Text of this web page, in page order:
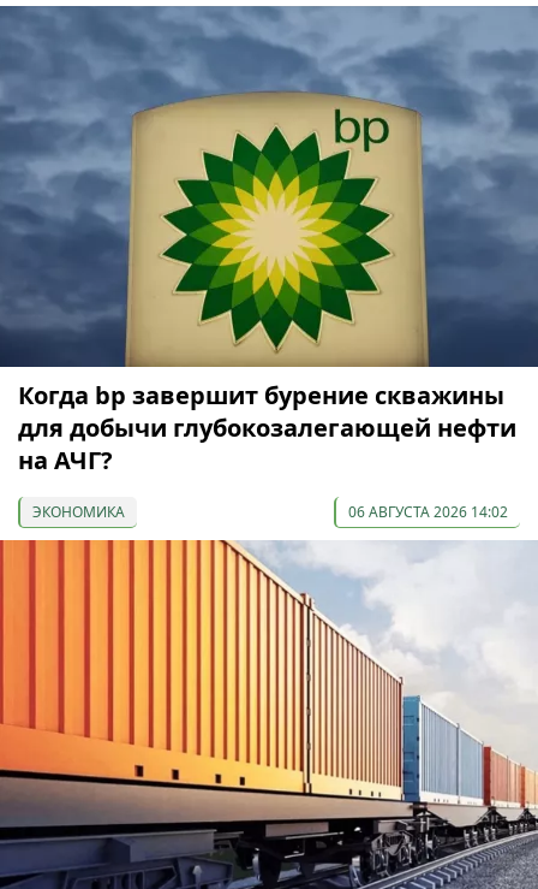
Когда bp завершит бурение скважины
для добычи глубокозалегающей нефти
на АЧГ?
ЭКОНОМИКА 06 АВГУСТА 2026 14:02